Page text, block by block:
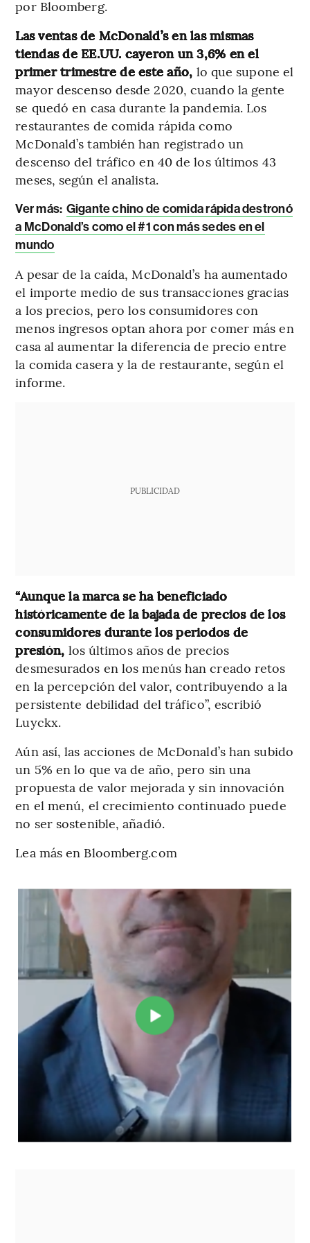
por Bloomberg.
Las ventas de McDonald’s en las mismas
tiendas de EE.UU. cayeron un 3,6% en el
primer trimestre de este año, lo que supone el
mayor descenso desde 2020, cuando la gente
se quedó en casa durante la pandemia. Los
restaurantes de comida rápida como
McDonald’s también han registrado un
descenso del tráfico en 40 de los últimos 43
meses, según el analista.
Ver más: Gigante chino de comida rápida destronó
a McDonald’s como el #1 con más sedes en el
mundo
A pesar de la caída, McDonald’s ha aumentado
el importe medio de sus transacciones gracias
a los precios, pero los consumidores con
menos ingresos optan ahora por comer más en
casa al aumentar la diferencia de precio entre
la comida casera y la de restaurante, según el
informe.
PUBLICIDAD
“Aunque la marca se ha beneficiado
históricamente de la bajada de precios de los
consumidores durante los periodos de
presión, los últimos años de precios
desmesurados en los menús han creado retos
en la percepción del valor, contribuyendo a la
persistente debilidad del tráfico”, escribió
Luyckx.
Aún así, las acciones de McDonald’s han subido
un 5% en lo que va de año, pero sin una
propuesta de valor mejorada y sin innovación
en el menú, el crecimiento continuado puede
no ser sostenible, añadió.
Lea más en Bloomberg.com